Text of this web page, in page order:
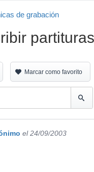
de grabación
partituras
Marcar como favorito
el 24/09/2003